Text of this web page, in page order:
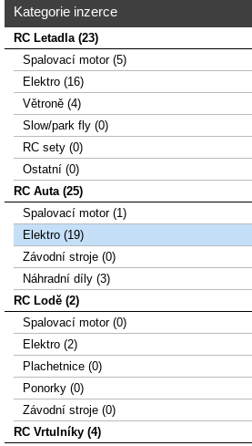
Kategorie inzerce
RC Letadla (23)
Spalovací­ motor (5)
Elektro (16)
Větroně (4)
Slow/park fly (0)
RC sety (0)
Ostatní (0)
RC Auta (25)
Spalovací motor (1)
Elektro (19)
Závodní stroje (0)
Náhradní díly (3)
RC Lodě (2)
Spalovací motor (0)
Elektro (2)
Plachetnice (0)
Ponorky (0)
Závodní stroje (0)
RC Vrtulníky (4)